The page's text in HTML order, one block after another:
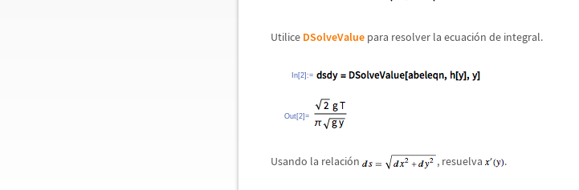
Utilice DSolveValue para resolver la ecuación de integral.
In[2]:=
Out[2]=
Usando la relación , resuelva .